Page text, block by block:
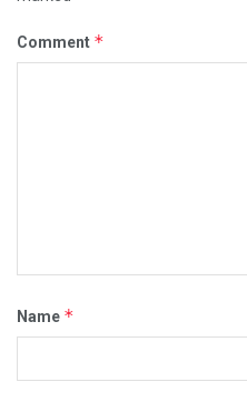
Comment *
Name *